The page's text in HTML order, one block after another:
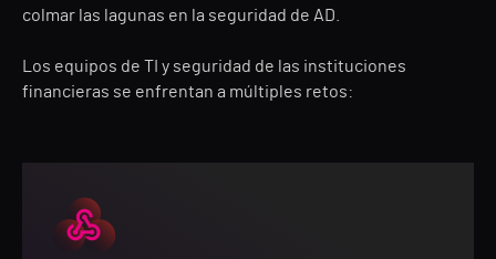
colmar las lagunas en la seguridad de AD.
Los equipos de TI y seguridad de las instituciones
financieras se enfrentan a múltiples retos: